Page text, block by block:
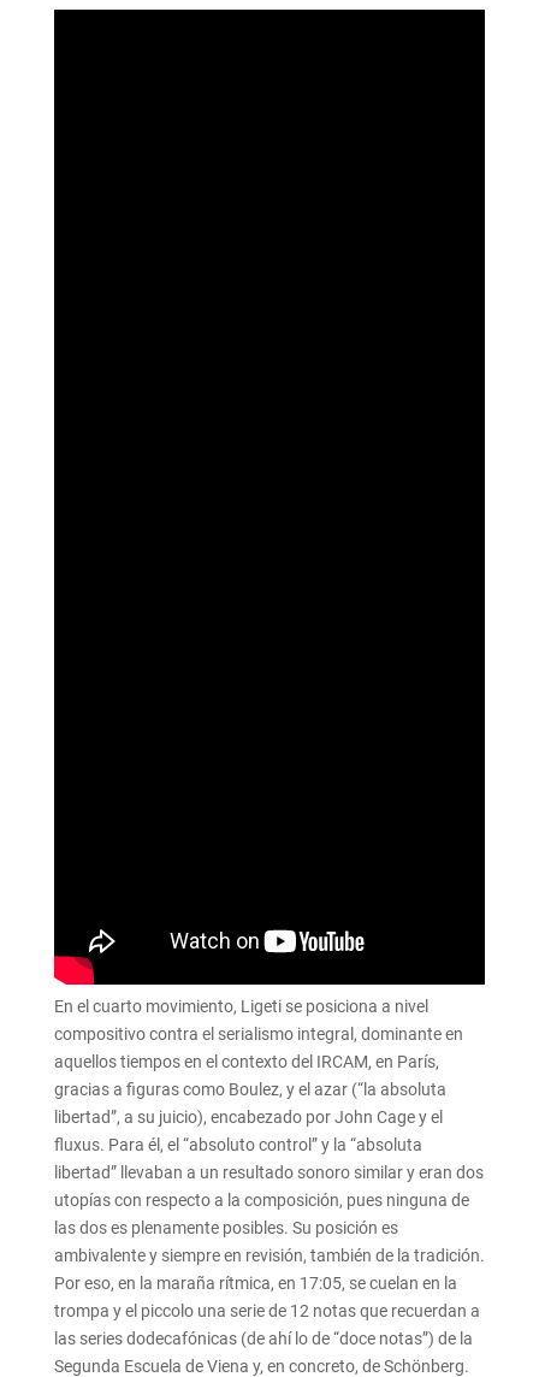
En el cuarto movimiento, Ligeti se posiciona a nivel
compositivo contra el serialismo integral, dominante en
aquellos tiempos en el contexto del IRCAM, en París,
gracias a figuras como Boulez, y el azar (“la absoluta
libertad”, a su juicio), encabezado por John Cage y el
fluxus. Para él, el “absoluto control” y la “absoluta
libertad” llevaban a un resultado sonoro similar y eran dos
utopías con respecto a la composición, pues ninguna de
las dos es plenamente posibles. Su posición es
ambivalente y siempre en revisión, también de la tradición.
Por eso, en la maraña rítmica, en 17:05, se cuelan en la
trompa y el piccolo una serie de 12 notas que recuerdan a
las series dodecafónicas (de ahí lo de “doce notas”) de la
Segunda Escuela de Viena y, en concreto, de Schönberg.